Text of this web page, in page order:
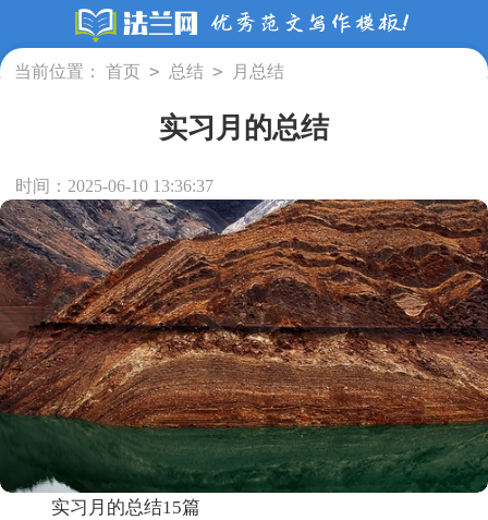
当前位置： 首页 > 总结 > 月总结
实习月的总结
时间：2025-06-10 13:36:37
实习月的总结15篇